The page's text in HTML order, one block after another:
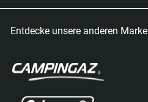
Entdecke unsere anderen